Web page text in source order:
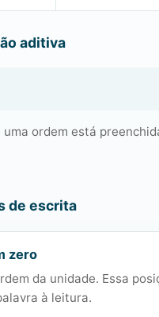
aditiva
uma ordem está
de escrita
zero
da unidade. Essa
à leitura.